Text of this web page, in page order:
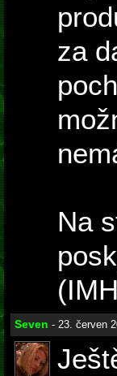
za
Na
Seven - 23. červen